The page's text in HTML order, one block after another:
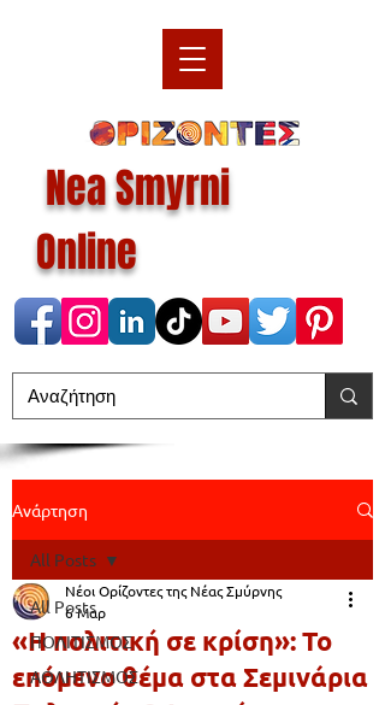
Nea Smyrni
Online
Ανάρτηση
All Posts
ΠΟΛΙΤΙΣΜΟΣ
ΑΘΛΗΤΙΣΜΟΣ
All Posts
«Η πολιτική σε κρίση»: Το
επόμενο θέμα στα Σεμινάρια
Νέοι Ορίζοντες της Νέας Σμύρνης
6 Μαρ